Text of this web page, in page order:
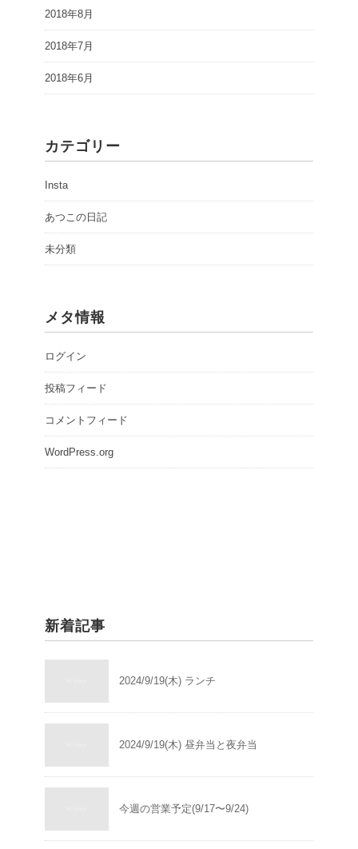
2018年8月
2018年7月
2018年6月
カテゴリー
Insta
あつこの日記
未分類
メタ情報
ログイン
投稿フィード
コメントフィード
WordPress.org
新着記事
2024/9/19(木) ランチ
2024/9/19(木) 昼弁当と夜弁当
今週の営業予定(9/17〜9/24)